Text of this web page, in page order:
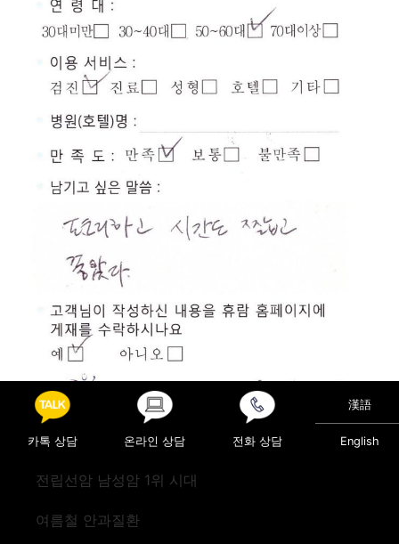
Post navigation
카톡 상담 온라인 상담 전화 상담
漢語
English
전립선암 남성암 1위 시대
여름철 안과질환